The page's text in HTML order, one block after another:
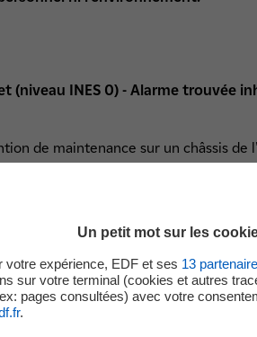
(niveau INES 0) - Alarme trouvée
de maintenance sur un châssis
de l’activité des générateurs de
veille dans le cadre d'une activité de
ont procédé à la désinhibition
sur la sécurité du personnel et
de sûreté nucléaire et de
Un petit mot sur les
votre expérience, EDF et ses 13
sur votre terminal (cookies et autres
pages consultées) avec votre
.